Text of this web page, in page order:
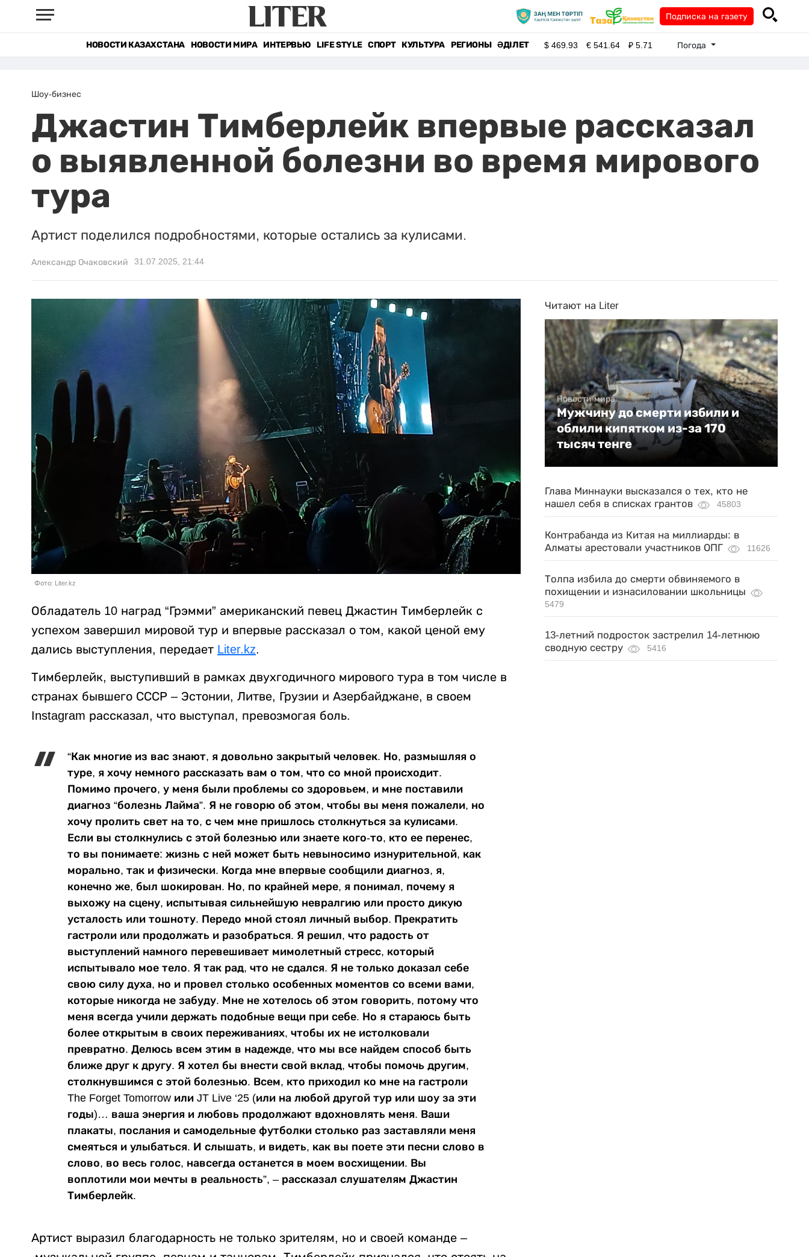
Подписка на газету
НОВОСТИ КАЗАХСТАНА НОВОСТИ МИРА ИНТЕРВЬЮ LIFE STYLE СПОРТ КУЛЬТУРА РЕГИОНЫ ӘДІЛЕТ $469.93 €541.64 ₽5.71 Погода
Шоу-бизнес
Джастин Тимберлейк впервые рассказал
о выявленной болезни во время мирового
тура
Артист поделился подробностями, которые остались за кулисами.
Александр Очаковский 31.07.2025, 21:44
Фото: Liter.kz
Обладатель 10 наград “Грэмми” американский певец Джастин Тимберлейк с
успехом завершил мировой тур и впервые рассказал о том, какой ценой ему
дались выступления, передает Liter.kz.
Тимберлейк, выступивший в рамках двухгодичного мирового тура в том числе в
странах бывшего СССР – Эстонии, Литве, Грузии и Азербайджане, в своем
Instagram рассказал, что выступал, превозмогая боль.
“Как многие из вас знают, я довольно закрытый человек. Но, размышляя о
туре, я хочу немного рассказать вам о том, что со мной происходит.
Помимо прочего, у меня были проблемы со здоровьем, и мне поставили
диагноз “болезнь Лайма”. Я не говорю об этом, чтобы вы меня пожалели, но
хочу пролить свет на то, с чем мне пришлось столкнуться за кулисами.
Если вы столкнулись с этой болезнью или знаете кого-то, кто ее перенес,
то вы понимаете: жизнь с ней может быть невыносимо изнурительной, как
морально, так и физически. Когда мне впервые сообщили диагноз, я,
конечно же, был шокирован. Но, по крайней мере, я понимал, почему я
выхожу на сцену, испытывая сильнейшую невралгию или просто дикую
усталость или тошноту. Передо мной стоял личный выбор. Прекратить
гастроли или продолжать и разобраться. Я решил, что радость от
выступлений намного перевешивает мимолетный стресс, который
испытывало мое тело. Я так рад, что не сдался. Я не только доказал себе
свою силу духа, но и провел столько особенных моментов со всеми вами,
которые никогда не забуду. Мне не хотелось об этом говорить, потому что
меня всегда учили держать подобные вещи при себе. Но я стараюсь быть
более открытым в своих переживаниях, чтобы их не истолковали
превратно. Делюсь всем этим в надежде, что мы все найдем способ быть
ближе друг к другу. Я хотел бы внести свой вклад, чтобы помочь другим,
столкнувшимся с этой болезнью. Всем, кто приходил ко мне на гастроли
The Forget Tomorrow или JT Live ‘25 (или на любой другой тур или шоу за эти
годы)… ваша энергия и любовь продолжают вдохновлять меня. Ваши
плакаты, послания и самодельные футболки столько раз заставляли меня
смеяться и улыбаться. И слышать, и видеть, как вы поете эти песни слово в
слово, во весь голос, навсегда останется в моем восхищении. Вы
воплотили мои мечты в реальность”, – рассказал слушателям Джастин
Тимберлейк.
Артист выразил благодарность не только зрителям, но и своей команде –
Читают на Liter
Новости мира
Мужчину до смерти избили и
облили кипятком из-за 170
тысяч тенге
Глава Миннауки высказался о тех, кто не
нашел себя в списках грантов
45803
Контрабанда из Китая на миллиарды: в
Алматы арестовали участников ОПГ
11626
Толпа избила до смерти обвиняемого в
похищении и изнасиловании школьницы
5479
13-летний подросток застрелил 14-летнюю
сводную сестру
5416